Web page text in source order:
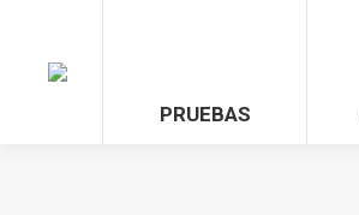
PRUEBAS